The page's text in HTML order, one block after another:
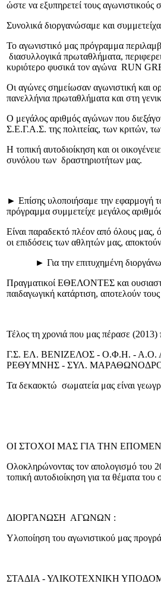
ώστε να εξυπηρετεί τους αγωνιστικούς
Συνολικά διοργανώσαμε και
Το αγωνιστικό μας πρόγραμμα
διασυλλογικά πρωταθλήματα,
κυριότερο φυσικά τον αγώνα RUN
Οι αγώνες σημείωσαν αγωνιστική και
πανελλήνια πρωταθλήματα και στη
Ο μεγάλος αριθμός αγώνων που
Σ.Ε.Γ.Α.Σ. της πολιτείας, των κριτών,
Η τοπική αυτοδιοίκηση και οι
συνόλου των δραστηριοτήτων μας.
► Επίσης υλοποιήσαμε την εφαρμογή
πρόγραμμα συμμετείχε μεγάλος
Είναι παραδεκτό πλέον από όλους μας,
οι επιδόσεις των αθλητών μας,
► Για την επιτυχημένη
Πραγματικοί ΕΘΕΛΟΝΤΕΣ και
παιδαγωγική κατάρτιση, αποτελούν
Τέλος τη χρονιά που μας πέρασε
Γ.Σ. ΕΛ. ΒΕΝΙΖΕΛΟΣ - Ο.Φ.Η. - Α.Ο.
ΡΕΘΥΜΝΗΣ - ΣΥΛ.
Τα δεκαοκτώ σωματεία μας είναι
ΟΙ ΣΤΟΧΟΙ ΜΑΣ ΓΙΑ ΤΗΝ
Ολοκληρώνοντας τον απολογισμό του
τοπική αυτοδιοίκηση για τα θέματα
ΔΙΟΡΓΑΝΩΣΗ ΑΓΩΝΩΝ :
Υλοποίηση του αγωνιστικού μας
ΣΤΑΔΙΑ - ΥΛΙΚΟΤΕΧΝΙΚΗ